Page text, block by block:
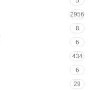
2956
8
6
434
6
29